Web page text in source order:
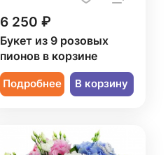
6 250 ₽
Букет из 9 розовых
пионов в корзине
Подробнее В корзину